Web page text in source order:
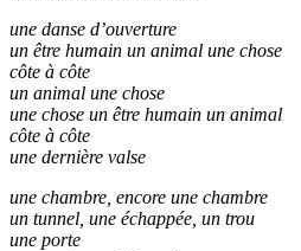
une danse d’ouverture
un être humain un animal une chose
côte à côte
un animal une chose
une chose un être humain un animal
côte à côte
une dernière valse
une chambre, encore une chambre
un tunnel, une échappée, un trou
une porte